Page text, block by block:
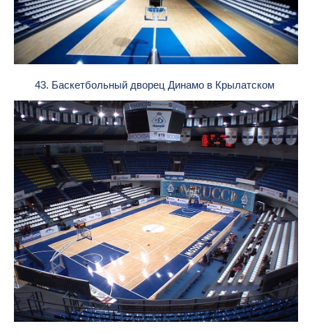
43. Баскетбольный дворец Динамо в Крылатском